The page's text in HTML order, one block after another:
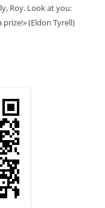
Roy. Look at you:
(Eldon Tyrell)